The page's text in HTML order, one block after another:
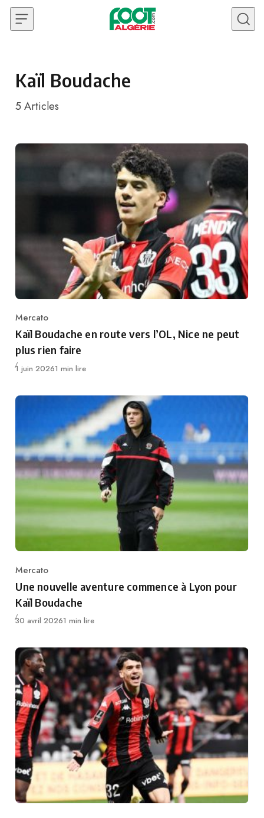
Skip to content
Kaïl Boudache
5Articles
Category
Mercato
Kaïl Boudache en route vers l’OL, Nice ne peut
plus rien faire
Publié
1 juin 20261 min lire
Category
Mercato
Une nouvelle aventure commence à Lyon pour
Kaïl Boudache
Publié
30 avril 20261 min lire